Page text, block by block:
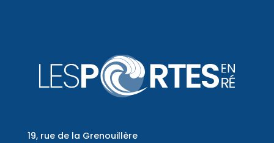
19, rue de la Grenouillère